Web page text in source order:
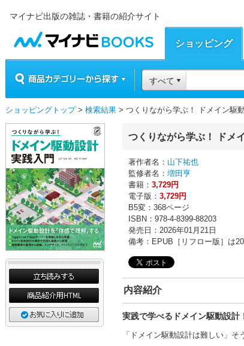
マイナビ出版の雑誌・書籍の紹介サイト
マイナビBOOKS
ショッピング
すべて
ショッピングトップ> 検索結果 > つくりながら学ぶ！ ドメイン駆
つくりながら学ぶ！ ドメ
著作者名： 山下祐也
監修者名： 増田亨
書籍： 3,729円
電子版： 3,729円
B5変：368ページ
ISBN：978-4-8399-88203
発売日：2026年01月21日
備考：EPUB［リフロー版］は
内容紹介
実践で学べるドメイン駆動設計
「ドメイン駆動設計は難しい」